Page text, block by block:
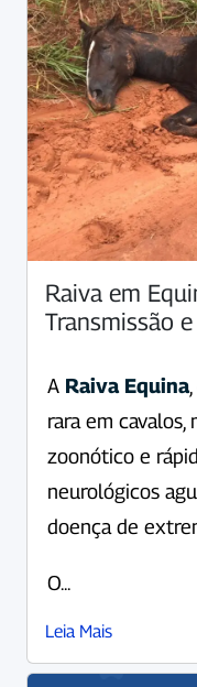
Raiva em
Transmissão
A Raiva Equina
rara em
zoonótico e
neurológicos
doença de
O...
Leia Mais